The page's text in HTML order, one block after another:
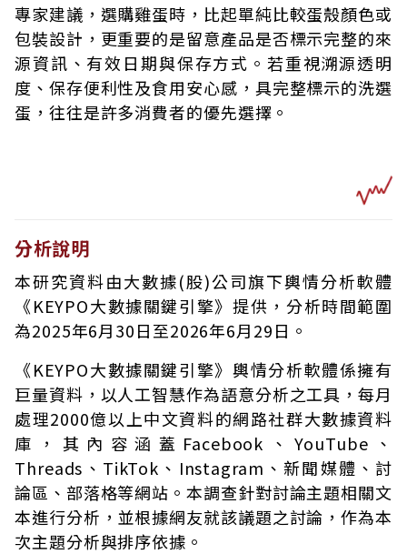
專家建議，選購雞蛋時，比起單純比較蛋殼顏色或
包裝設計，更重要的是留意產品是否標示完整的來
源資訊、有效日期與保存方式。若重視溯源透明
度、保存便利性及食用安心感，具完整標示的洗選
蛋，往往是許多消費者的優先選擇。
分析說明
本研究資料由大數據(股)公司旗下輿情分析軟體
《KEYPO大數據關鍵引擎》提供，分析時間範圍
為2025年6月30日至2026年6月29日。
《KEYPO大數據關鍵引擎》輿情分析軟體係擁有
巨量資料，以人工智慧作為語意分析之工具，每月
處理2000億以上中文資料的網路社群大數據資料
庫，其內容涵蓋Facebook、YouTube、
Threads、TikTok、Instagram、新聞媒體、討
論區、部落格等網站。本調查針對討論主題相關文
本進行分析，並根據網友就該議題之討論，作為本
次主題分析與排序依據。